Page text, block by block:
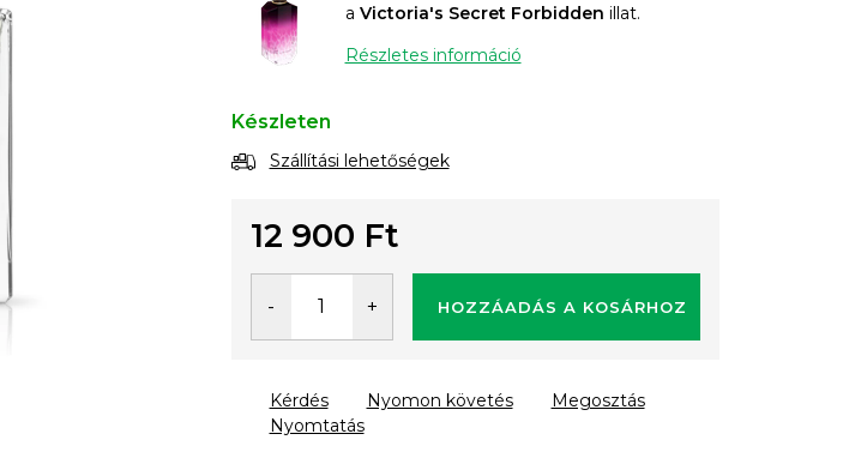
a Victoria's Secret Forbidden illat.
Részletes információ
Készleten
Szállítási lehetőségek
12 900 Ft
HOZZÁADÁS A KOSÁRHOZ
Nyomtatás
Kérdés Nyomon követés Megosztás